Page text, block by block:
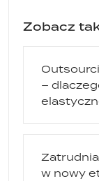
Zobacz
–
w nowy